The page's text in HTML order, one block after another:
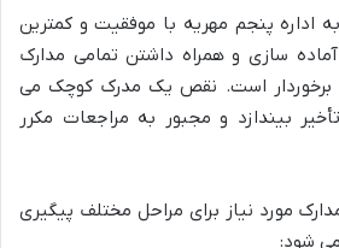
اداره پنجم مهریه با موفقیت و کمترین
سازی و همراه داشتن تمامی مدارک
برخوردار است. نقص یک مدرک کوچک می
بیندازد و مجبور به مراجعات مکرر
مورد نیاز برای مراحل مختلف پیگیری
می شود: